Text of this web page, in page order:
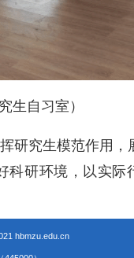
生自习室）
研究生模范作用，
科研环境，以实际
hbmzu.edu.cn